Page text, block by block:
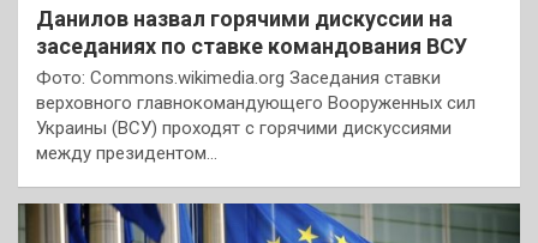
Данилов назвал горячими дискуссии на
заседаниях по ставке командования ВСУ
Фото: Commons.wikimedia.org Заседания ставки
верховного главнокомандующего Вооруженных сил
Украины (ВСУ) проходят с горячими дискуссиями
между президентом…